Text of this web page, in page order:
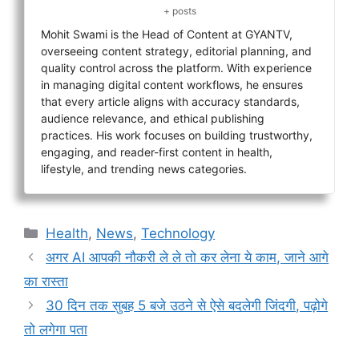
+ posts
Mohit Swami is the Head of Content at GYANTV,
overseeing content strategy, editorial planning, and
quality control across the platform. With experience
in managing digital content workflows, he ensures
that every article aligns with accuracy standards,
audience relevance, and ethical publishing
practices. His work focuses on building trustworthy,
engaging, and reader-first content in health,
lifestyle, and trending news categories.
Categories
Health, News,Technology
अगर AI आपकी नौकरी ले ले तो कर लेना ये काम, जाने आगे
का रास्ता
30 दिन तक सुबह 5 बजे उठने से ऐसे बदलेगी जिंदगी, पढ़ोगे
तो लगेगा पता